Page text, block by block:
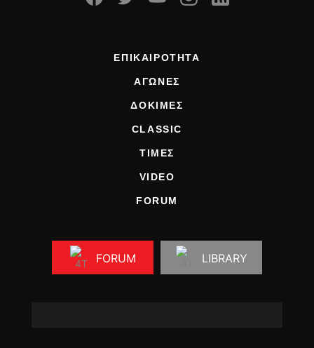
ΕΠΙΚΑΙΡΟΤΗΤΑ
ΑΓΩΝΕΣ
ΔΟΚΙΜΕΣ
CLASSIC
ΤΙΜΕΣ
VIDEO
FORUM
FORUM LIBRARY